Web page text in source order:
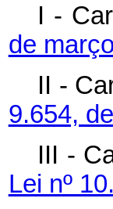
I -
de
II -
9.654,
III -
Lei nº